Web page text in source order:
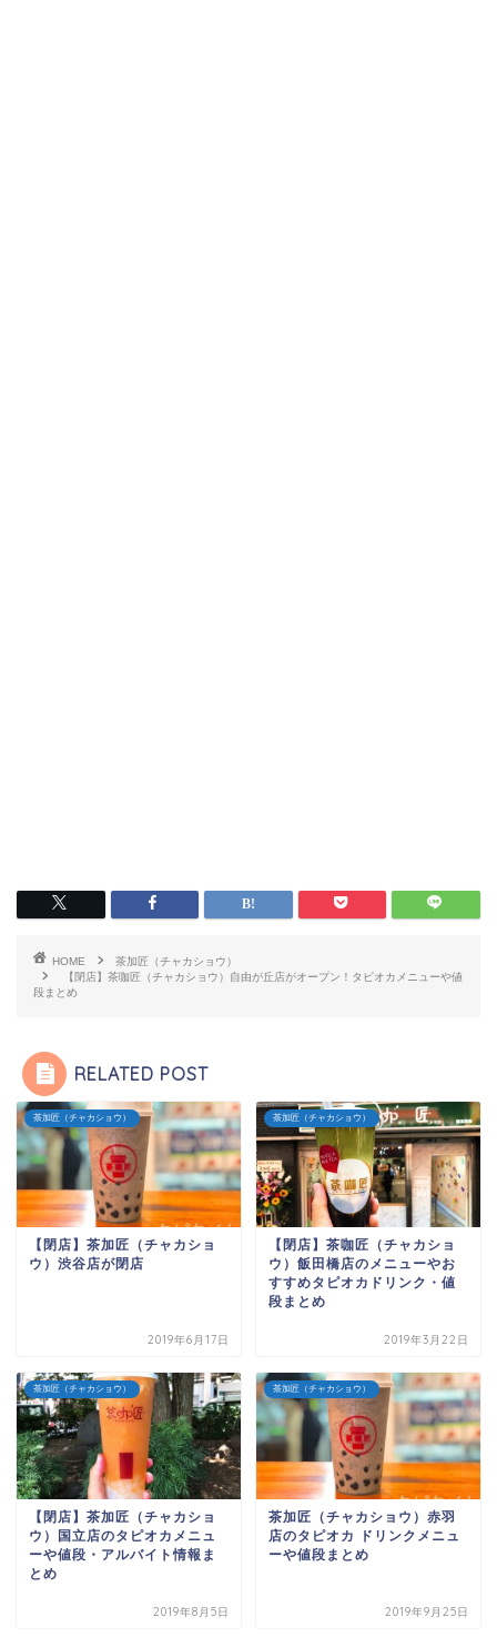
HOME
茶加匠（チャカショウ）
【閉店】茶咖匠（チャカショウ）自由が丘店がオープン！タピオカメニューや値
段まとめ
RELATED POST
茶加匠（チャカショウ）
【閉店】茶加匠（チャカショ
ウ）渋谷店が閉店
2019年6月17日
茶加匠（チャカショウ）
【閉店】茶咖匠（チャカショ
ウ）飯田橋店のメニューやお
すすめタピオカドリンク・値
段まとめ
2019年3月22日
茶加匠（チャカショウ）
【閉店】茶加匠（チャカショ
ウ）国立店のタピオカメニュ
ーや値段・アルバイト情報ま
とめ
2019年8月5日
茶加匠（チャカショウ）
茶加匠（チャカショウ）赤羽
店のタピオカ ドリンクメニュ
ーや値段まとめ
2019年9月25日